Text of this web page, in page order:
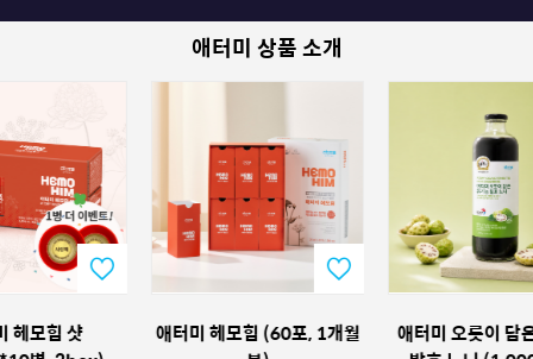
애터미 상품 소개
애터미 헤모힘 (60포, 1개월
애터미 오롯이 담은 유기농